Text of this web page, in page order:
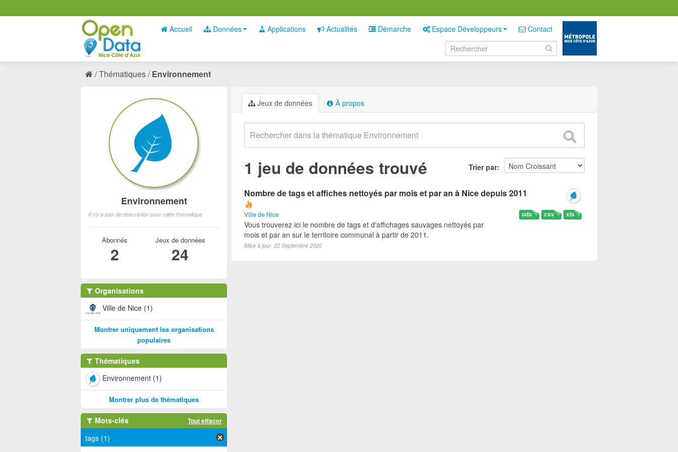
Accueil Données Applications Actualités Démarche Espace Développeurs Contact
Thématiques Environnement
Jeux de données À propos
Trier par
1 jeu de données trouvé
Nombre de tags et affiches nettoyés par mois et par an à Nice depuis 2011
Ville de Nice xls
csv
ods
Vous trouverez ici le nombre de tags et d'affichages sauvages nettoyés par
mois et par an sur le territoire communal à partir de 2011.
Mise à jour: 22 Septembre 2020
Environnement
Il n'y a pas de description pour cette thématique
Abonnés
2
Jeux de données
24
Organisations
Ville de Nice (1)
Montrer uniquement les organisations
populaires
Thématiques
Environnement (1)
Montrer plus de thématiques
Mots-clés Tout effacer
tags (1)